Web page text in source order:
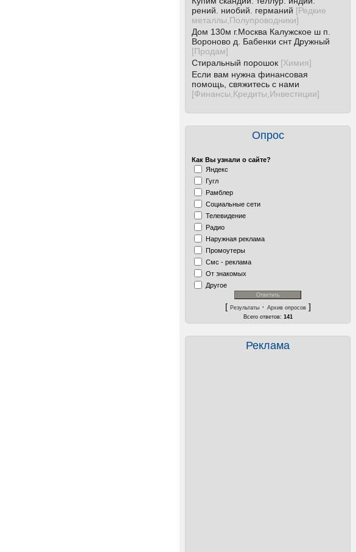
рений. ниобий. германий [Редкие
металлы,Полупроводники]
Дом 130м г.Москва Калужское ш п.
Вороново д. Бабенки снт Дружный
[Продам]
Стиральный порошок [Химия]
Если вам нужна финансовая
помощь, свяжитесь с нами
[Финансы,Кредиты,Инвестиции]
Опрос
Как Вы узнали о сайте?
Яндекс
Гугл
Рамблер
Социальные сети
Телевидение
Радио
Наружная реклама
Промоутеры
Смс - реклама
От знакомых
Другое
[ Результаты· Архив опросов]
Всего ответов: 141
Реклама